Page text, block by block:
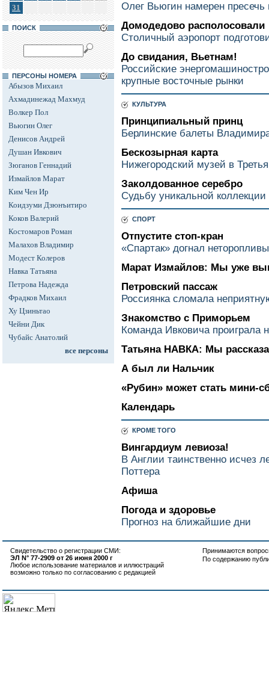
31
ПОИСК
ПЕРСОНЫ НОМЕРА
Абызов Михаил
Ахмадинежад Махмуд
Волкер Пол
Вьюгин Олег
Денисов Андрей
Душан Ивкович
Зюганов Геннадий
Измайлов Марат
Ким Чен Ир
Коидзуми Дзюнъитиро
Коков Валерий
Костомаров Роман
Малахов Владимир
Модест Колеров
Навка Татьяна
Петрова Надежда
Фрадков Михаил
Ху Цзиньтао
Чейни Дик
Чубайс Анатолий
все персоны
Олег Вьюгин намерен
Домодедово располосовали
Столичный аэропорт
До свидания, Вьетнам!
Российские
крупные восточные рынки
КУЛЬТУРА
Принципиальный принц
Берлинские балеты
Бескозырная карта
Нижегородский музей в
Заколдованное серебро
Судьбу уникальной
СПОРТ
Отпустите стоп-кран
«Спартак» догнал
Марат Измайлов: Мы уже
Петровский пассаж
Россиянка сломала
Знакомство с Приморьем
Команда Ивковича проиграла
Татьяна НАВКА: Мы
А был ли Нальчик
«Рубин» может стать мини-
Календарь
КРОМЕ ТОГО
Вингардиум левиоза!
В Англии таинственно исчез
Поттера
Афиша
Погода и здоровье
Прогноз на ближайшие дни
Свидетельство о регистрации СМИ:
ЭЛ N° 77-2909 от 26 июня 2000 г
Любое использование материалов и иллюстраций
возможно только по согласованию с редакцией
Принимаются
По содержанию